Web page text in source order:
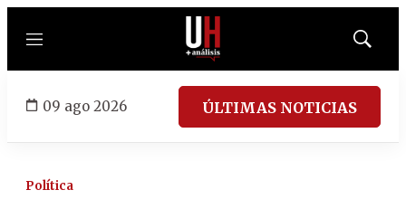
Menú
Mostrar
09 ago 2026 ÚLTIMAS NOTICIAS
Política